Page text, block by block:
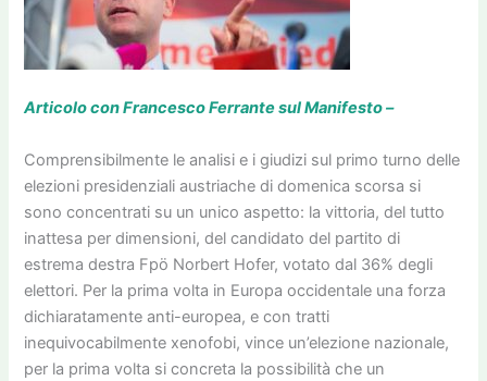
Articolo con Francesco Ferrante sul Manifesto –
Comprensibilmente le analisi e i giudizi sul primo turno delle
elezioni presidenziali austriache di domenica scorsa si
sono concentrati su un unico aspetto: la vittoria, del tutto
inattesa per dimensioni, del candidato del partito di
estrema destra Fpö Norbert Hofer, votato dal 36% degli
elettori. Per la prima volta in Europa occidentale una forza
dichiaratamente anti-europea, e con tratti
inequivocabilmente xenofobi, vince un’elezione nazionale,
per la prima volta si concreta la possibilità che un